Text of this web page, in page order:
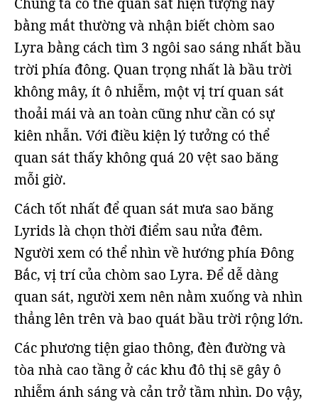
bằng mắt thường và nhận biết chòm sao
Lyra bằng cách tìm 3 ngôi sao sáng nhất bầu
trời phía đông. Quan trọng nhất là bầu trời
không mây, ít ô nhiễm, một vị trí quan sát
thoải mái và an toàn cũng như cần có sự
kiên nhẫn. Với điều kiện lý tưởng có thể
quan sát thấy không quá 20 vệt sao băng
mỗi giờ.
Cách tốt nhất để quan sát mưa sao băng
Lyrids là chọn thời điểm sau nửa đêm.
Người xem có thể nhìn về hướng phía Đông
Bắc, vị trí của chòm sao Lyra. Để dễ dàng
quan sát, người xem nên nằm xuống và nhìn
thẳng lên trên và bao quát bầu trời rộng lớn.
Các phương tiện giao thông, đèn đường và
tòa nhà cao tầng ở các khu đô thị sẽ gây ô
nhiễm ánh sáng và cản trở tầm nhìn. Do vậy,